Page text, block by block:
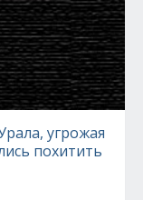
угрожая
похитить